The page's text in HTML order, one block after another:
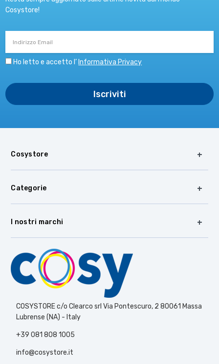
Cosystore!
Ho letto e accetto l’ Informativa Privacy
Cosystore
Categorie
I nostri marchi
COSYSTORE c/o Clearco srl Via Pontescuro, 2 80061 Massa
Lubrense (NA) - Italy
+39 081 808 1005
info@cosystore.it